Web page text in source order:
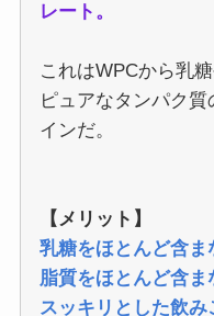
レート。
これはWPCから乳
ピュアなタンパク
インだ。
【メリット】
乳糖をほとんど含ま
脂質をほとんど含ま
スッキリとした飲み